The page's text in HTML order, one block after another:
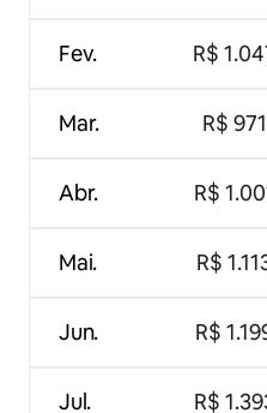
Fev.
Mar.
Abr.
Mai.
Jun.
Jul.
R$
R$ 971
R$
R$
R$
R$